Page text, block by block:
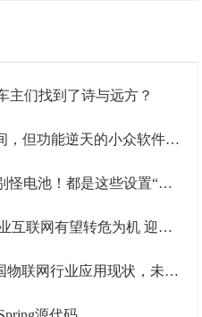
主们找到了诗与远方？
但功能逆天的小众软件APP
！都是这些设置“惹的祸”！
望转危为机 迎来新的发展窗口
业应用现状，未来十大发展方向